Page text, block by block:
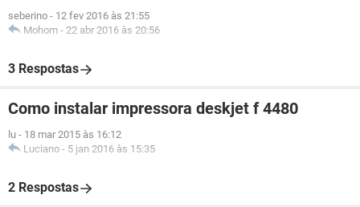
seberino - 12 fev 2016 às 21:55
Mohom - 22 abr 2016 às 20:56
3 Respostas
Como instalar impressora deskjet f 4480
lu - 18 mar 2015 às 16:12
Luciano - 5 jan 2016 às 15:35
2 Respostas